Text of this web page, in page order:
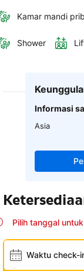
Kamar mandi
Shower
Informasi
Asia
Pilih tanggal
Waktu check-